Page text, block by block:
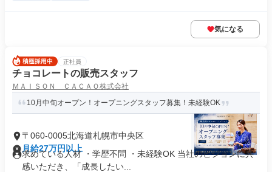
気になる
正社員
チョコレートの販売スタッフ
ＭＡＩＳＯＮ ＣＡＣＡＯ株式会社
10月中旬オープン！オープニングスタッフ募集！未経験OK
〒060-0005北海道札幌市中央区
月給27万円以上
求めている人材 ・学歴不問 ・未経験OK 当社のビジョンに共
感いただき、「成長したい...